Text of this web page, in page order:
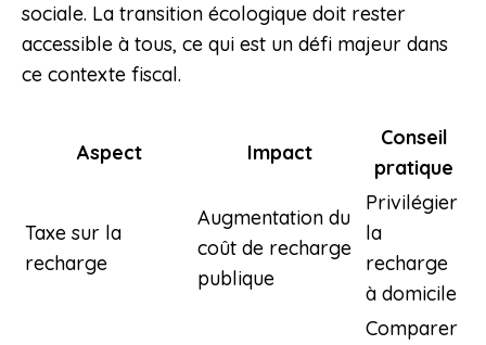
sociale. La transition écologique doit rester
accessible à tous, ce qui est un défi majeur dans
ce contexte fiscal.
Aspect Impact
Conseil
pratique
Taxe sur la
recharge
Augmentation du
coût de recharge
publique
Privilégier
la
recharge
à domicile
Comparer